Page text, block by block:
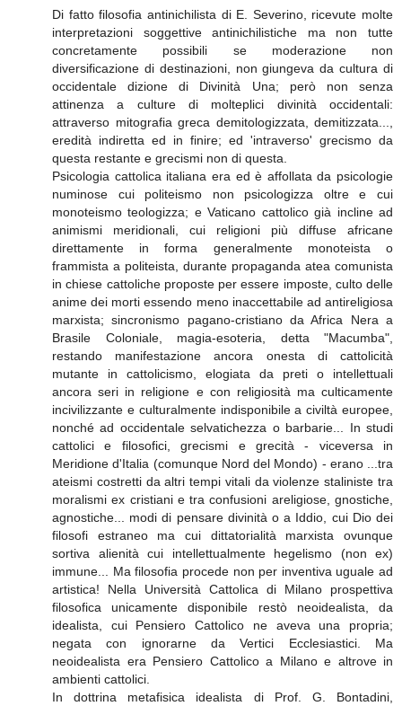
Di fatto filosofia antinichilista di E. Severino, ricevute molte
interpretazioni soggettive antinichilistiche ma non tutte
concretamente possibili se moderazione non
diversificazione di destinazioni, non giungeva da cultura di
occidentale dizione di Divinità Una; però non senza
attinenza a culture di molteplici divinità occidentali:
attraverso mitografia greca demitologizzata, demitizzata...,
eredità indiretta ed in finire; ed 'intraverso' grecismo da
questa restante e grecismi non di questa.
Psicologia cattolica italiana era ed è affollata da psicologie
numinose cui politeismo non psicologizza oltre e cui
monoteismo teologizza; e Vaticano cattolico già incline ad
animismi meridionali, cui religioni più diffuse africane
direttamente in forma generalmente monoteista o
frammista a politeista, durante propaganda atea comunista
in chiese cattoliche proposte per essere imposte, culto delle
anime dei morti essendo meno inaccettabile ad antireligiosa
marxista; sincronismo pagano-cristiano da Africa Nera a
Brasile Coloniale, magia-esoteria, detta "Macumba",
restando manifestazione ancora onesta di cattolicità
mutante in cattolicismo, elogiata da preti o intellettuali
ancora seri in religione e con religiosità ma culticamente
incivilizzante e culturalmente indisponibile a civiltà europee,
nonché ad occidentale selvatichezza o barbarie... In studi
cattolici e filosofici, grecismi e grecità - viceversa in
Meridione d'Italia (comunque Nord del Mondo) - erano ...tra
ateismi costretti da altri tempi vitali da violenze staliniste tra
moralismi ex cristiani e tra confusioni areligiose, gnostiche,
agnostiche... modi di pensare divinità o a Iddio, cui Dio dei
filosofi estraneo ma cui dittatorialità marxista ovunque
sortiva alienità cui intellettualmente hegelismo (non ex)
immune... Ma filosofia procede non per inventiva uguale ad
artistica! Nella Università Cattolica di Milano prospettiva
filosofica unicamente disponibile restò neoidealista, da
idealista, cui Pensiero Cattolico ne aveva una propria;
negata con ignorarne da Vertici Ecclesiastici. Ma
neoidealista era Pensiero Cattolico a Milano e altrove in
ambienti cattolici.
In dottrina metafisica idealista di Prof. G. Bontadini,